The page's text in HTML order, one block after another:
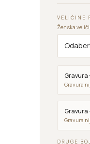
VELIČINE
Ženska
Gravura
Gravura
Gravura
Gravura
DRUGE